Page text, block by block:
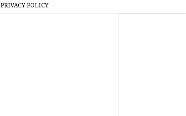
PRIVACY POLICY